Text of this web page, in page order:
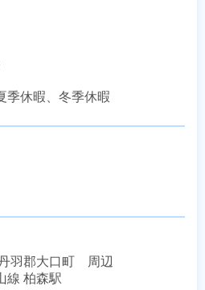
季休暇、冬季休暇
羽郡大口町　周辺
線 柏森駅